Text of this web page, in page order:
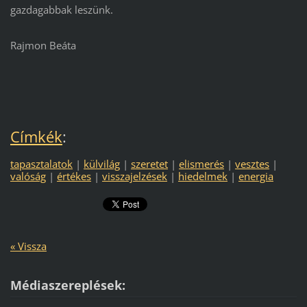
gazdagabbak leszünk.
Rajmon Beáta
Címkék:
tapasztalatok | külvilág | szeretet | elismerés | vesztes |
valóság | értékes | visszajelzések | hiedelmek | energia
« Vissza
Médiaszereplések: